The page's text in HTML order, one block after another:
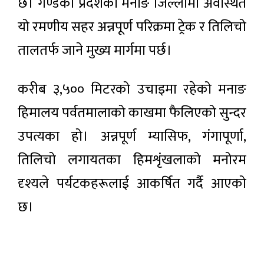
यो रमणीय सहर अन्नपूर्ण परिक्रमा ट्रेक र तिलिचो
तालतर्फ जाने मुख्य मार्गमा पर्छ।
करीब ३,५०० मिटरको उचाइमा रहेको मनाङ
हिमालय पर्वतमालाको काखमा फैलिएको सुन्दर
उपत्यका हो। अन्नपूर्ण म्यासिफ, गंगापूर्णा,
तिलिचो लगायतका हिमशृंखलाको मनोरम
दृश्यले पर्यटकहरूलाई आकर्षित गर्दै आएको
छ।